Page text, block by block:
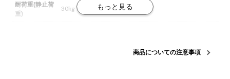
耐荷重(静止荷
重)
30kg
商品についての注意事項